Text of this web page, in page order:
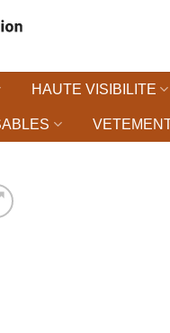
HAUTE VISIBILITE